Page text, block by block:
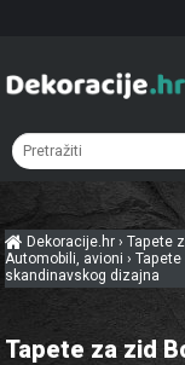
Dekoracije.hr›Tapete
Automobili, avioni ›
skandinavskog dizajna
Tapete za zid